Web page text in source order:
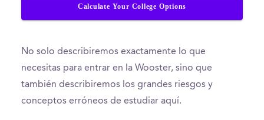
Calculate Your College Options
No solo describiremos exactamente lo que
necesitas para entrar en la Wooster, sino que
también describiremos los grandes riesgos y
conceptos erróneos de estudiar aquí.